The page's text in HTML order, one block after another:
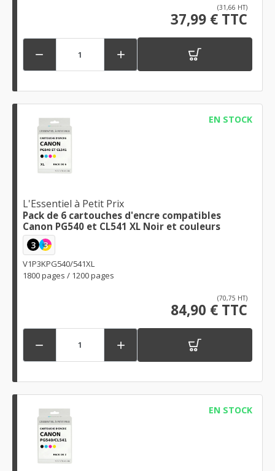
(31,66 HT)
37,99 € TTC
 
EN STOCK
L'Essentiel à Petit Prix
Pack de 6 cartouches d'encre compatibles
Canon PG540 et CL541 XL Noir et couleurs
3 3
V1P3KPG540/541XL
1800 pages / 1200 pages
(70,75 HT)
84,90 € TTC
 
EN STOCK